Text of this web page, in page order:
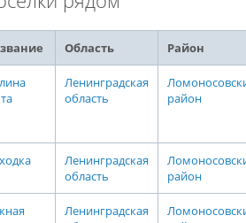
Область Район
Ленинградская
область
район
Ленинградская
область
район
Ленинградская